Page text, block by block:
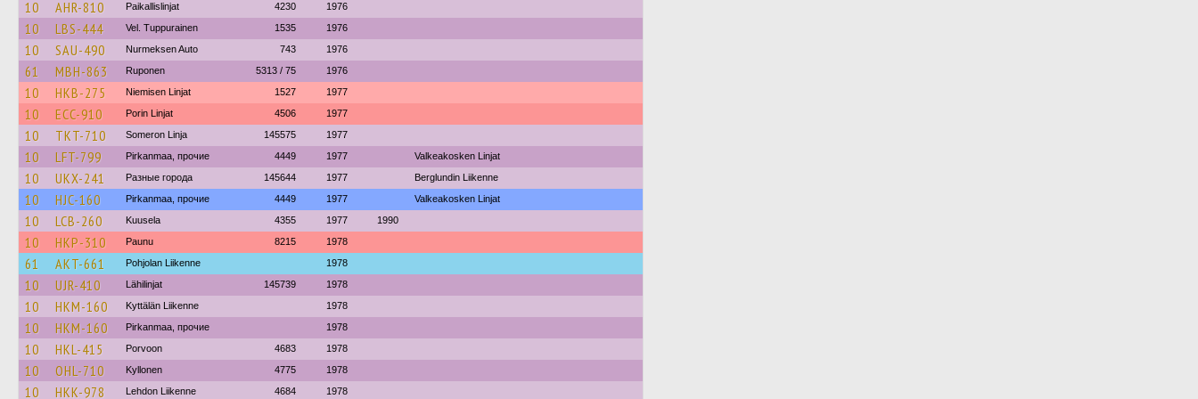
10 AHR-810 Paikallislinjat 4230 1976
10 LBS-444 Vel. Tuppurainen 1535 1976
10 SAU-490 Nurmeksen Auto 743 1976
61 MBH-863 Ruponen 5313 / 75 1976
10 HKB-275 Niemisen Linjat 1527 1977
10 ECC-910 Porin Linjat 4506 1977
10 TKT-710 Someron Linja 145575 1977
10 LFT-799 Pirkanmaa, прочие 4449 1977 Valkeakosken Linjat
10 UKX-241 Разные города 145644 1977 Berglundin Liikenne
10 HJC-160 Pirkanmaa, прочие 4449 1977 Valkeakosken Linjat
10 LCB-260 Kuusela 4355 1977 1990
10 HKP-310 Paunu 8215 1978
61 AKT-661 Pohjolan Liikenne 1978
10 UJR-410 Lähilinjat 145739 1978
10 HKM-160 Kyttälän Liikenne 1978
10 HKM-160 Pirkanmaa, прочие 1978
10 HKL-415 Porvoon 4683 1978
10 OHL-710 Kyllonen 4775 1978
10 HKK-978 Lehdon Liikenne 4684 1978